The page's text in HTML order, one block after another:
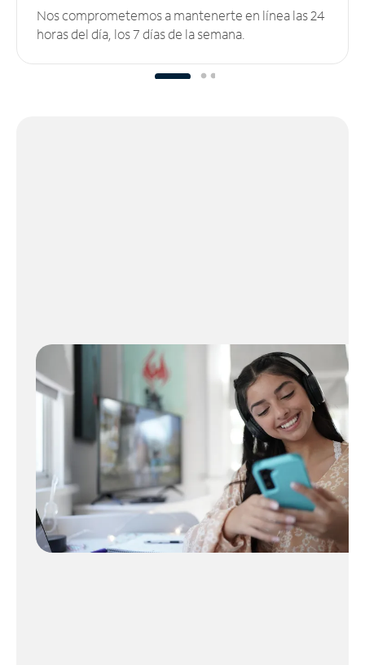
Nos comprometemos a mantenerte en línea las 24
horas del día, los 7 días de la semana.